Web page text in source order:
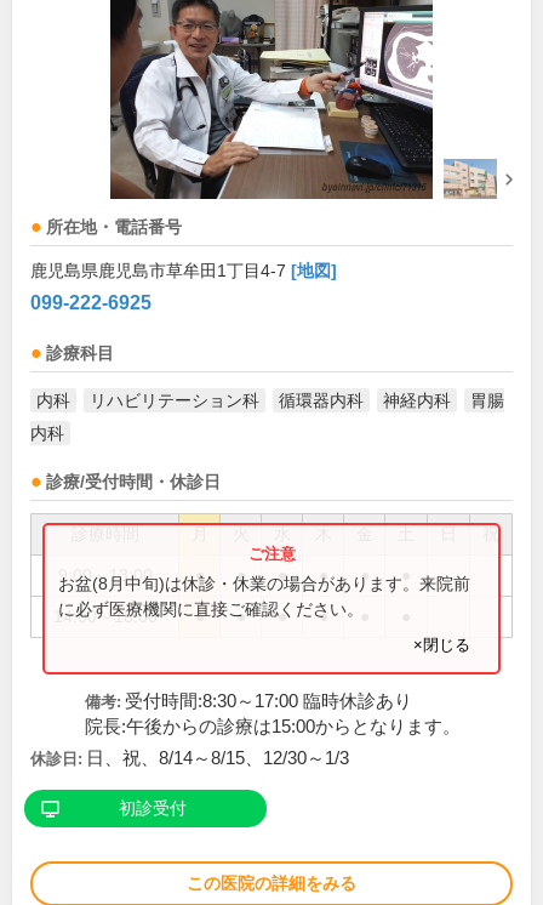
所在地・電話番号
鹿児島県鹿児島市草牟田1丁目4-7 [地図]
099-222-6925
診療科目
内科 リハビリテーション科 循環器内科 神経内科
胃腸
内科
診療/受付時間・休診日
祝
9:00～13:00 ● ● ● ● ●
14:00～18:00 ● ● ● ●
お盆(8月中旬)は休診・休業の場合があります。来院前
に必ず医療機関に直接ご確認ください。
×閉じる
備考: 受付時間:8:30～17:00 臨時休診あり
院長:午後からの診療は15:00からとなります。
休診日: 日、祝、8/14～8/15、12/30～1/3
初診受付
この医院の詳細をみる